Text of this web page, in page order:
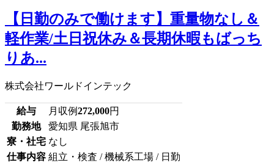
【日勤のみで働けます】重量物なし＆
軽作業/土日祝休み＆長期休暇もばっち
りあ...
株式会社ワールドインテック
給与 月収例272,000円
勤務地
愛知県 尾張旭市
寮・社宅 なし
仕事内容 組立・検査 / 機械系工場 / 日勤